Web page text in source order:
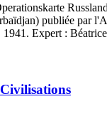
publiée par
Expert :